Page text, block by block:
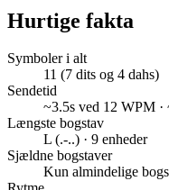
Hurtige fakta
Symboler i alt
11 (7 dits og 4 dahs)
Sendetid
~3.5s ved 12 WPM
Længste bogstav
L (.-..) · 9 enheder
Sjældne bogstaver
Kun almindelige